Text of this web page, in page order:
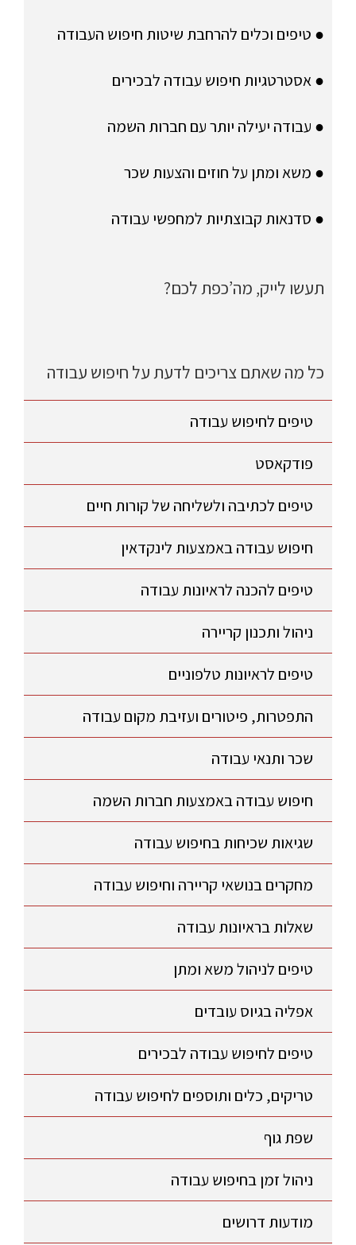
● טיפים וכלים להרחבת שיטות חיפוש העבודה
● אסטרטגיות חיפוש עבודה לבכירים
● עבודה יעילה יותר עם חברות השמה
● משא ומתן על חוזים והצעות שכר
● סדנאות קבוצתיות למחפשי עבודה
תעשו לייק, מה’כפת לכם?
כל מה שאתם צריכים לדעת על חיפוש עבודה
טיפים לחיפוש עבודה
פודקאסט
טיפים לכתיבה ולשליחה של קורות חיים
חיפוש עבודה באמצעות לינקדאין
טיפים להכנה לראיונות עבודה
ניהול ותכנון קריירה
טיפים לראיונות טלפוניים
התפטרות, פיטורים ועזיבת מקום עבודה
שכר ותנאי עבודה
חיפוש עבודה באמצעות חברות השמה
שגיאות שכיחות בחיפוש עבודה
מחקרים בנושאי קריירה וחיפוש עבודה
שאלות בראיונות עבודה
טיפים לניהול משא ומתן
אפליה בגיוס עובדים
טיפים לחיפוש עבודה לבכירים
טריקים, כלים ותוספים לחיפוש עבודה
שפת גוף
ניהול זמן בחיפוש עבודה
מודעות דרושים